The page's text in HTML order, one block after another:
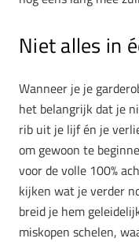
Niet alles in
Wanneer je je
het belangrijk dat je
rib uit je lijf én je
om gewoon te
voor de volle 100%
kijken wat je verder
breid je hem
miskopen schelen,